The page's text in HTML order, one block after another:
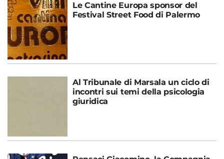
Le Cantine Europa sponsor del
Festival Street Food di Palermo
Al Tribunale di Marsala un ciclo di
incontri sui temi della psicologia
giuridica